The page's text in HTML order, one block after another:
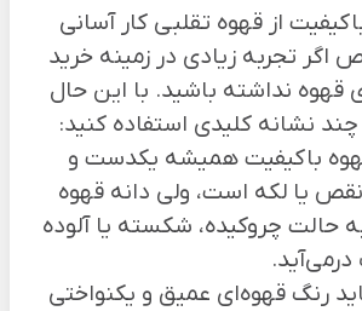
از قهوه تقلبی کار آسانی
تجربه زیادی در زمینه خرید
قهوه نداشته باشید. با این حال
چند نشانه کلیدی استفاده کنید:
باکیفیت همیشه یکدست و
یا لکه است، ولی دانه قهوه
حالت چروکیده، شکسته یا آلوده
رنگ قهوه‌ای عمیق و یکنواختی